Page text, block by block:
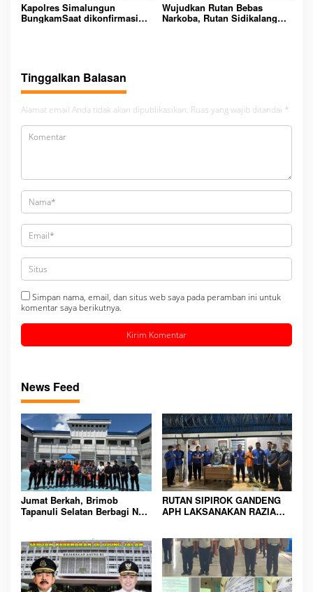
Kapolres Simalungun
BungkamSaat dikonfirmasi
Wujudkan Rutan Bebas
Narkoba, Rutan Sidikalang
Tinggalkan Balasan
Alamat email Anda tidak akan dipublikasikan. Ruas yang wajib ditandai *
Simpan nama, email, dan situs web saya pada peramban ini untuk
komentar saya berikutnya.
News Feed
Jumat Berkah, Brimob
Tapanuli Selatan Berbagi Nasi
RUTAN SIPIROK GANDENG
APH LAKSANAKAN RAZIA
LINGKUNGAN
PEMASYARAKATAN YANG
AMAN